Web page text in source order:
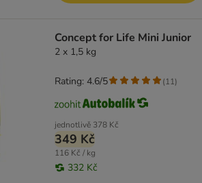
Concept for Life Mini Junior
2 x 1,5 kg
jednotlivě 378 Kč
349 Kč
116 Kč / kg
332 Kč
Rating: 4.6/5 (11)